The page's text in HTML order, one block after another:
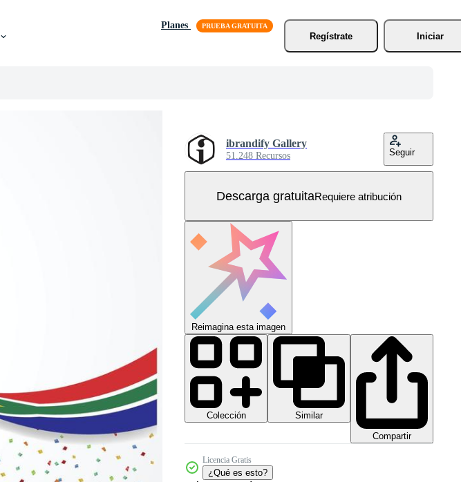
Planes
Regístrate
Iniciar
ibrandify Gallery
51.248 Recursos Seguir
Descarga gratuitaRequiere atribución
Reimagina esta imagen
Colección
Similar
Compartir
Licencia Gratis
¿Qué es esto?